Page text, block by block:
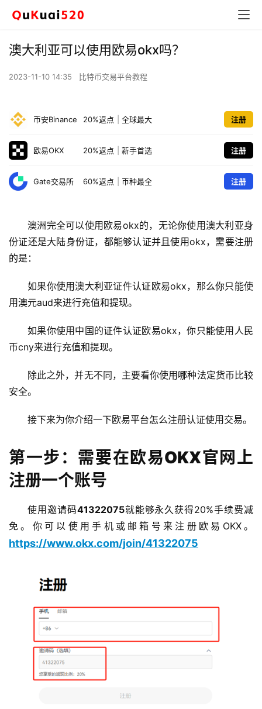
澳大利亚可以使用欧易okx吗？
2023-11-10 14:35 比特币交易平台教程
币安Binance 20%返点 全球最大 注册
欧易OKX 20%返点 新手首选 注册
Gate交易所 60%返点 币种最全 注册
澳洲完全可以使用欧易okx的，无论你使用澳大利亚身
份证还是大陆身份证，都能够认证并且使用okx，需要注册
的是：
如果你使用澳大利亚证件认证欧易okx，那么你只能使
用澳元aud来进行充值和提现。
如果你使用中国的证件认证欧易okx，你只能使用人民
币cny来进行充值和提现。
除此之外，并无不同，主要看你使用哪种法定货币比较
安全。
接下来为你介绍一下欧易平台怎么注册认证使用交易。
第一步：需要在欧易OKX官网上
注册一个账号
使用邀请码41322075就能够永久获得20%手续费减
免。你可以使用手机或邮箱号来注册欧易OKX。
https://www.okx.com/join/41322075